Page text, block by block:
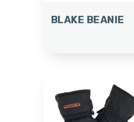
BLAKE BEANIE